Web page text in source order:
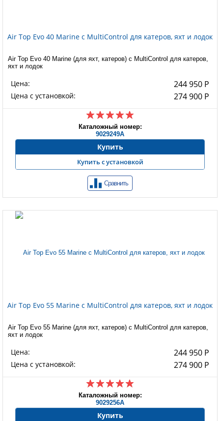
Air Top Evo 40 Marine с MultiControl для катеров, яхт и лодок
Air Top Evo 40 Marine (для яхт, катеров) с MultiControl для катеров,
яхт и лодок
Цена: 244 950 Р
Цена с установкой: 274 900 Р
Каталожный номер:
9029249A
Купить
Купить с установкой
Сравнить
Air Top Evo 55 Marine с MultiControl для катеров, яхт и лодок
Air Top Evo 55 Marine (для яхт, катеров) с MultiControl для катеров,
яхт и лодок
Цена: 244 950 Р
Цена с установкой: 274 900 Р
Каталожный номер:
9029256A
Купить